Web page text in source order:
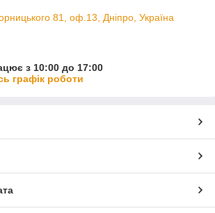
81, оф.13, Дніпро, Україна
з 10:00 до 17:00
графік роботи